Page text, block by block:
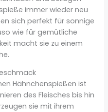
immer wieder neu
sich perfekt für sonnige
wie für gemütliche
macht sie zu einem
Hähnchenspießen ist
des Fleisches bis hin
sie mit ihrem